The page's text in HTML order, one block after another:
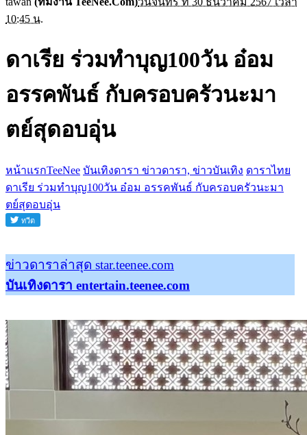
10:45 น.
ดาเรีย ร่วมทำบุญ100วัน อ๋อม
อรรคพันธ์ กับครอบครัวนะมา
ตย์สุดอบอุ่น
หน้าแรกTeeNee บันเทิงดารา ข่าวดารา, ข่าวบันเทิง ดาราไทย
ดาเรีย ร่วมทำบุญ100วัน อ๋อม อรรคพันธ์ กับครอบครัวนะมา
ตย์สุดอบอุ่น
ข่าวดาราล่าสุด star.teenee.com
บันเทิงดารา entertain.teenee.com